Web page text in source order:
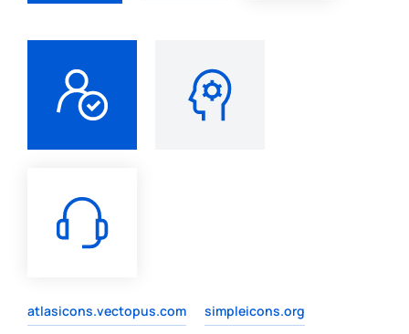
atlasicons.vectopus.com simpleicons.org